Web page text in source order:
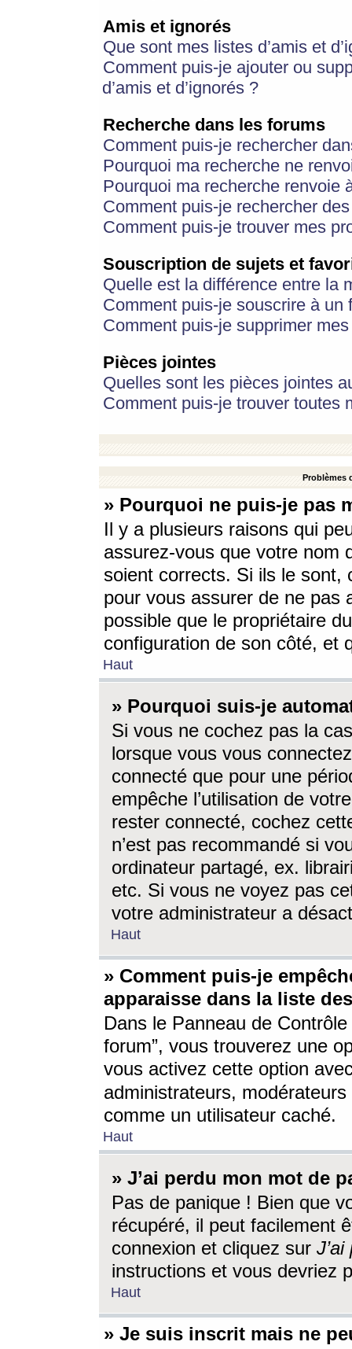
Amis et ignorés
Que sont mes listes d’amis et
Comment puis-je ajouter ou
d’amis et d’ignorés ?
Recherche dans les forums
Comment puis-je rechercher
Pourquoi ma recherche ne
Pourquoi ma recherche renvoie
Comment puis-je rechercher
Comment puis-je trouver mes
Souscription de sujets et
Quelle est la différence entre la
Comment puis-je souscrire à
Comment puis-je supprimer
Pièces jointes
Quelles sont les pièces jointes
Comment puis-je trouver toutes
Problèmes
» Pourquoi ne puis-je pas
Il y a plusieurs raisons qui
assurez-vous que votre nom
soient corrects. Si ils le sont,
pour vous assurer de ne pas
possible que le propriétaire
configuration de son côté, et
Haut
» Pourquoi suis-je
Si vous ne cochez pas la
lorsque vous vous
connecté que pour une
empêche l’utilisation de
rester connecté, cochez
n’est pas recommandé si
ordinateur partagé, ex.
etc. Si vous ne voyez pas
votre administrateur a
Haut
» Comment puis-je
apparaisse dans la liste
Dans le Panneau de
forum”, vous trouverez une
vous activez cette option
administrateurs,
comme un utilisateur caché.
Haut
» J’ai perdu mon mot de
Pas de panique ! Bien que
récupéré, il peut facilement
connexion et cliquez sur
instructions et vous devriez
Haut
» Je suis inscrit mais ne